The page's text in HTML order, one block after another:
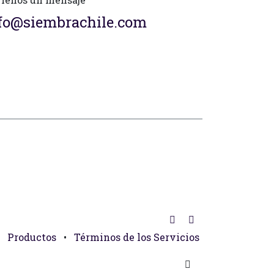
Productos • Términos de los Servicios